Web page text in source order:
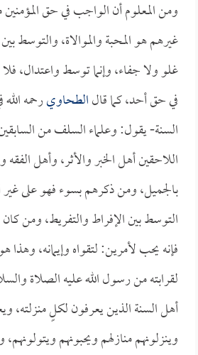
ومن المعلوم أن الواجب في حق
غيرهم هو المحبة والموالاة، والتوسط
غلو ولا جفاء، وإنما توسط واعتدال،
في حق أحد، كما قالالطحاويرحمه
السنة- يقول: وعلماء السلف من
اللاحقين أهل الخبر والأثر، وأهل الفقه
بالجميل، ومن ذكرهم بسوء فهو على
التوسط بين الإفراط والتفريط، ومن
فإنه يحب لأمرين: لتقواه وإيمانه،
لقرابته من رسول الله عليه الصلاة
أهل السنة الذين يعرفون لكلٍ منزلته،
وينزلونهم منازلهم ويحبونهم